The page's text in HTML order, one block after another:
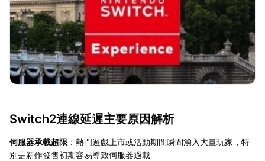
Switch2連線延遲主要原因解析
伺服器承載超限 ：熱門遊戲上市或活動期間瞬間湧入大量玩家，特
別是新作發售初期容易導致伺服器過載